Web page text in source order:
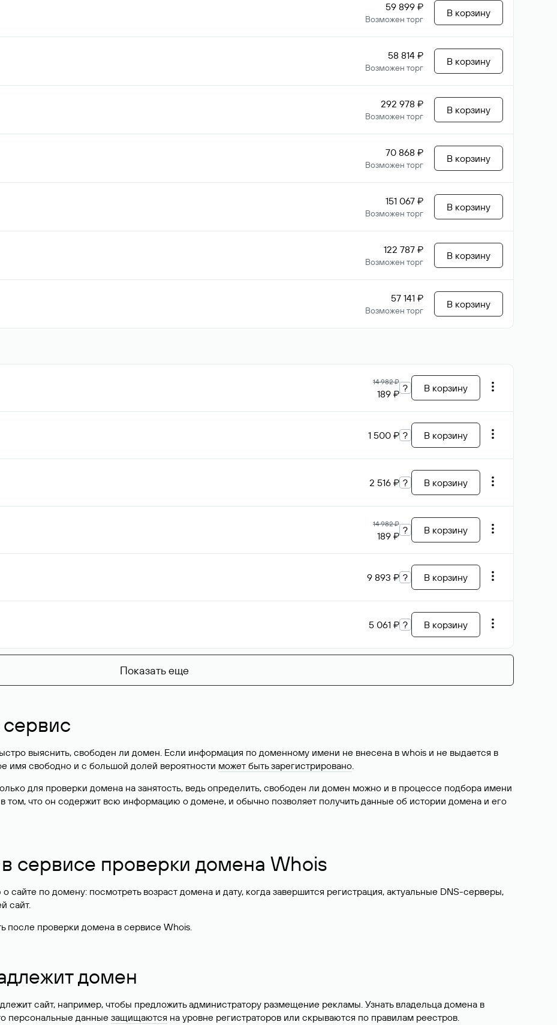
59 899 ₽
Возможен торг
В корзину
58 814 ₽
Возможен торг
В корзину
292 978 ₽
Возможен торг
В корзину
70 868 ₽
Возможен торг
В корзину
151 067 ₽
Возможен торг
В корзину
122 787 ₽
Возможен торг
В корзину
57 141 ₽
Возможен торг
В корзину
14 982 ₽
189 ₽ ? В корзину
1 500 ₽ ? В корзину
2 516 ₽ ? В корзину
14 982 ₽
189 ₽ ? В корзину
9 893 ₽ ? В корзину
5 061 ₽ ? В корзину
Показать еще
выяснить, свободен ли домен. Если информация по доменному имени не внесена в whois и не выдается в
имя свободно и с большой долей вероятности может быть зарегистрировано.
для проверки домена на занятость, ведь определить, свободен ли домен можно и в процессе подбора имени
том, что он содержит всю информацию о домене, и обычно позволяет получить данные об истории домена и его
сервисе проверки домена Whois
по домену: посмотреть возраст домена и дату, когда завершится регистрация, актуальные DNS-серверы,
сайт.
после проверки домена в сервисе Whois.
домен
сайт, например, чтобы предложить администратору размещение рекламы. Узнать владельца домена в
персональные данные защищаются на уровне регистраторов или скрываются по правилам реестров.